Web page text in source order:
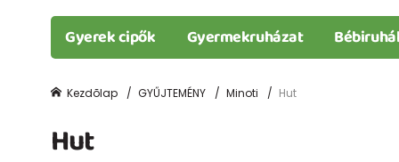
Gyerek cipők Gyermekruházat
Kezdõlap GYŰJTEMÉNY Minoti Hut
Hut